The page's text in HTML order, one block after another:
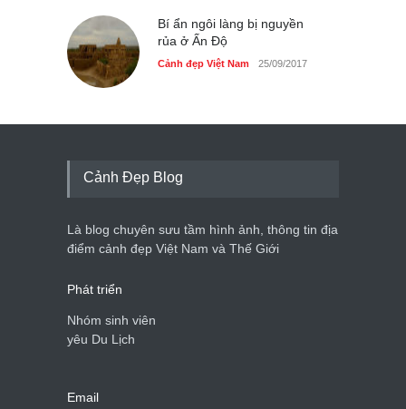
Bí ẩn ngôi làng bị nguyền
rủa ở Ấn Độ
Cảnh đẹp Việt Nam 25/09/2017
Cảnh Đẹp Blog
Là blog chuyên sưu tầm hình ảnh, thông tin địa
điểm cảnh đẹp Việt Nam và Thế Giới
Phát triển
Nhóm sinh viên
yêu Du Lịch
Email